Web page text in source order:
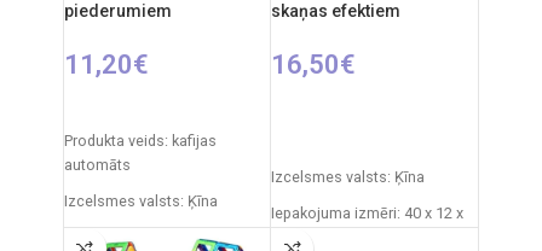
piederumiem
11,20€
Produkta veids: kafijas
automāts
Izcelsmes valsts: Ķīna
Iepakojuma izmēri: 30 x 12 x
skaņas efektiem
16,50€
Izcelsmes valsts: Ķīna
Iepakojuma izmēri: 40 x 12 x
22 cm